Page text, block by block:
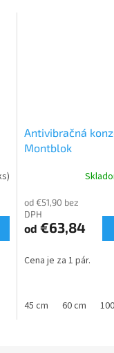
konzola D1 VxH
Antivibračná
Montblok
od €51,90 bez
DPH
od €63,84
Cena je za 1 pár.
45 cm 60 cm